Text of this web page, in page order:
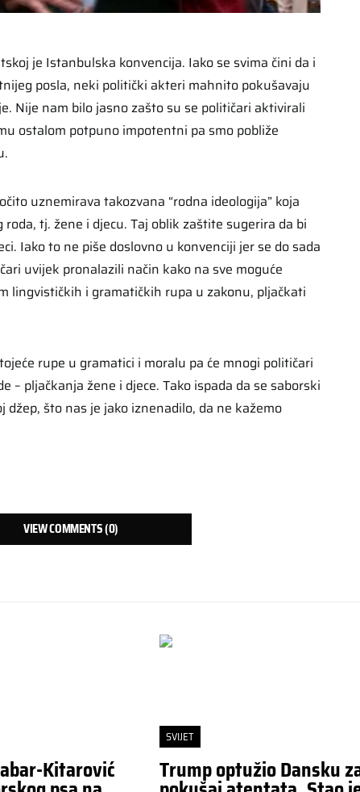
je Istanbulska konvencija. Iako se svima čini da i
posla, neki politički akteri mahnito pokušavaju
Nije nam bilo jasno zašto su se političari aktivirali
ostalom potpuno impotentni pa smo pobliže
uznemirava takozvana “rodna ideologija” koja
tj. žene i djecu. Taj oblik zaštite sugerira da bi
Iako to ne piše doslovno u konvenciji jer se do sada
uvijek pronalazili način kako na sve moguće
lingvističkih i gramatičkih rupa u zakonu, pljačkati
rupe u gramatici i moralu pa će mnogi političari
– pljačkanja žene i djece. Tako ispada da se saborski
džep, što nas je jako iznenadilo, da ne kažemo
VIEW COMMENTS (0)
Kitarović
SVIJET
Trump optužio Dansku